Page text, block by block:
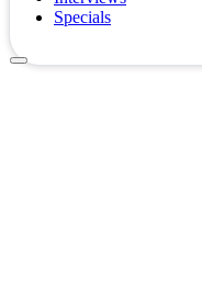
Specials